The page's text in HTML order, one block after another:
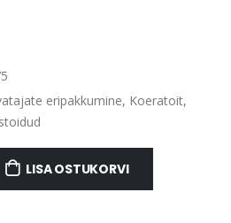
eripakkumine, Koeratoit,
LISA OSTUKORVI